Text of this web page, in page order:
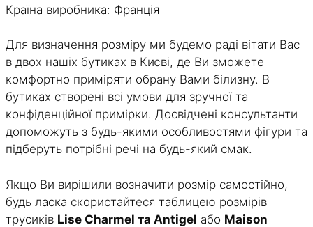
Країна виробника: Франція
Для визначення розміру ми будемо раді вітати Вас
в двох нашіх бутиках в Києві, де Ви зможете
комфортно приміряти обрану Вами білизну. В
бутиках створені всі умови для зручної та
конфіденційної примірки. Досвідчені консультанти
допоможуть з будь-якими особливостями фігури та
підберуть потрібні речі на будь-який смак.
Якщо Ви вирішили возначити розмір самостійно,
будь ласка скористайтеся таблицею розмірів
трусиків Lise Charmel та Antigel або Maison